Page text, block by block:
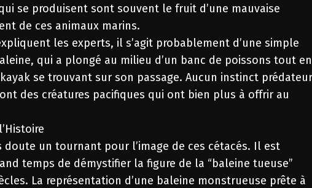
se produisent sont souvent le fruit d’une mauvaise
de ces animaux marins.
les experts, il s’agit probablement d’une simple
qui a plongé au milieu d’un banc de poissons tout en
se trouvant sur son passage. Aucun instinct
des créatures pacifiques qui ont bien plus à offrir au
doute un tournant pour l’image de ces cétacés. Il est
temps de démystifier la figure de la “baleine tueuse”
La représentation d’une baleine monstrueuse prête à